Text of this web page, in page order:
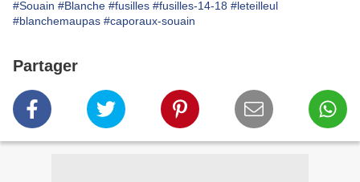
#Souain #Blanche #fusilles #fusilles-14-18 #leteilleul
#blanchemaupas #caporaux-souain
Partager